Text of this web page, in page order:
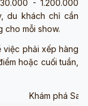
- 1.200.000
du khách chỉ cần
cho mỗi show.
việc phải xếp hàng
hoặc cuối tuần,